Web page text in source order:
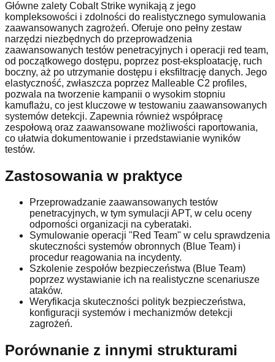
Główne zalety Cobalt Strike wynikają z jego
kompleksowości i zdolności do realistycznego symulowania
zaawansowanych zagrożeń. Oferuje ono pełny zestaw
narzędzi niezbędnych do przeprowadzenia
zaawansowanych testów penetracyjnych i operacji red team,
od początkowego dostępu, poprzez post-eksploatację, ruch
boczny, aż po utrzymanie dostępu i eksfiltrację danych. Jego
elastyczność, zwłaszcza poprzez Malleable C2 profiles,
pozwala na tworzenie kampanii o wysokim stopniu
kamuflażu, co jest kluczowe w testowaniu zaawansowanych
systemów detekcji. Zapewnia również współpracę
zespołową oraz zaawansowane możliwości raportowania,
co ułatwia dokumentowanie i przedstawianie wyników
testów.
Zastosowania w praktyce
Przeprowadzanie zaawansowanych testów
penetracyjnych, w tym symulacji APT, w celu oceny
odporności organizacji na cyberataki.
Symulowanie operacji "Red Team" w celu sprawdzenia
skuteczności systemów obronnych (Blue Team) i
procedur reagowania na incydenty.
Szkolenie zespołów bezpieczeństwa (Blue Team)
poprzez wystawianie ich na realistyczne scenariusze
ataków.
Weryfikacja skuteczności polityk bezpieczeństwa,
konfiguracji systemów i mechanizmów detekcji
zagrożeń.
Porównanie z innymi strukturami